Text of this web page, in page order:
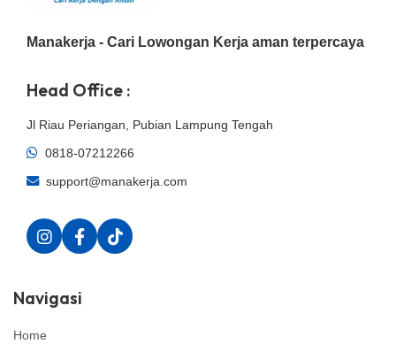
Manakerja - Cari Lowongan Kerja aman terpercaya
Head Office :
Jl Riau Periangan, Pubian Lampung Tengah
0818-07212266
support@manakerja.com
Navigasi
Home